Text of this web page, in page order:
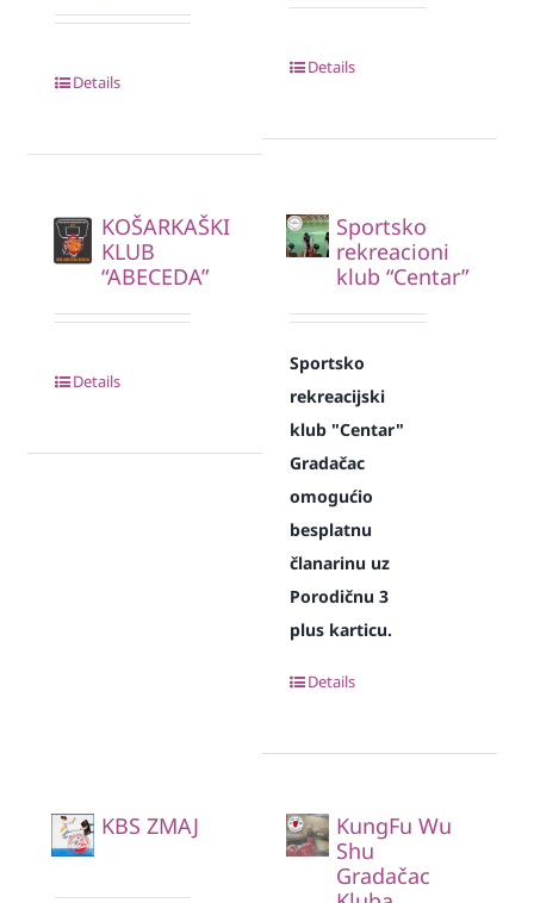
Details
Details
KOŠARKAŠKI
KLUB
“ABECEDA”
Details
Sportsko
rekreacioni
klub “Centar”
Sportsko
rekreacijski
klub "Centar"
Gradačac
omogućio
besplatnu
članarinu uz
Porodičnu 3
plus karticu.
Details
KBS ZMAJ
KungFu Wu
Shu
Gradačac